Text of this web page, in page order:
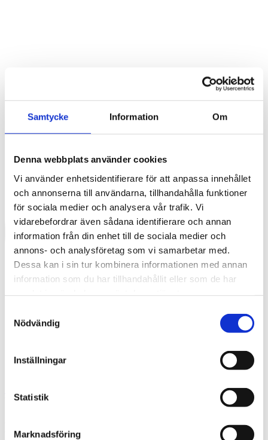
Samtycke Information Om
Denna webbplats använder cookies
Vi använder enhetsidentifierare för att anpassa innehållet
och annonserna till användarna, tillhandahålla funktioner
för sociala medier och analysera vår trafik. Vi
vidarebefordrar även sådana identifierare och annan
information från din enhet till de sociala medier och
annons- och analysföretag som vi samarbetar med.
Dessa kan i sin tur kombinera informationen med annan
information som du har tillhandahållit eller som de har
Nödvändig
Inställningar
Statistik
Marknadsföring
What are you looking for?
Search
Borstahusen Landskrona 2012